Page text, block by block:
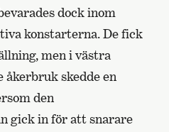
dock inom
konstarterna. De fick
men i västra
åkerbruk skedde en
den
gick in för att snarare